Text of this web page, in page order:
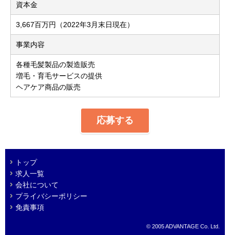
資本金
3,667百万円（2022年3月末日現在）
事業内容
各種毛髪製品の製造販売
増毛・育毛サービスの提供
ヘアケア商品の販売
応募する
トップ
求人一覧
会社について
プライバシーポリシー
免責事項
© 2005 ADVANTAGE Co. Ltd.